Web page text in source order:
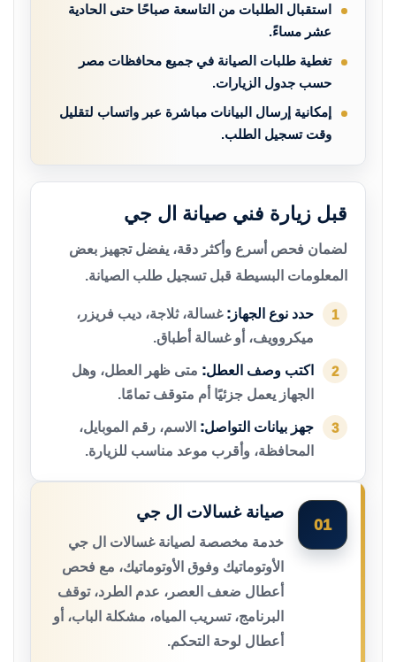
استقبال الطلبات من التاسعة صباحًا حتى الحادية
عشر مساءً.
تغطية طلبات الصيانة في جميع محافظات مصر
حسب جدول الزيارات.
إمكانية إرسال البيانات مباشرة عبر واتساب لتقليل
وقت تسجيل الطلب.
قبل زيارة فني صيانة ال جي
لضمان فحص أسرع وأكثر دقة، يفضل تجهيز بعض
المعلومات البسيطة قبل تسجيل طلب الصيانة.
1 حدد نوع الجهاز: غسالة، ثلاجة، ديب فريزر،
ميكروويف، أو غسالة أطباق.
2 اكتب وصف العطل: متى ظهر العطل، وهل
الجهاز يعمل جزئيًا أم متوقف تمامًا.
3 جهز بيانات التواصل: الاسم، رقم الموبايل،
المحافظة، وأقرب موعد مناسب للزيارة.
01
صيانة غسالات ال جي
خدمة مخصصة لصيانة غسالات ال جي
الأوتوماتيك وفوق الأوتوماتيك، مع فحص
أعطال ضعف العصر، عدم الطرد، توقف
البرنامج، تسريب المياه، مشكلة الباب، أو
أعطال لوحة التحكم.